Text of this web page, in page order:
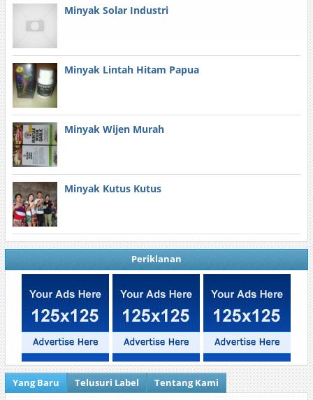
Minyak Solar Industri
Minyak Lintah Hitam Papua
Minyak Wijen Murah
Minyak Kutus Kutus
Periklanan
Yang Baru Telusuri Label Tentang Kami